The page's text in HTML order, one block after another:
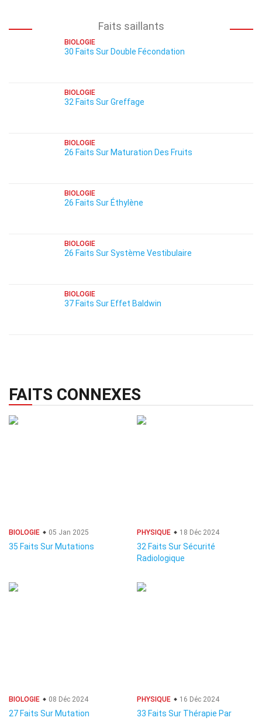
Faits saillants
BIOLOGIE
30 Faits Sur Double Fécondation
BIOLOGIE
32 Faits Sur Greffage
BIOLOGIE
26 Faits Sur Maturation Des Fruits
BIOLOGIE
26 Faits Sur Éthylène
BIOLOGIE
26 Faits Sur Système Vestibulaire
BIOLOGIE
37 Faits Sur Effet Baldwin
FAITS CONNEXES
BIOLOGIE 05 Jan 2025
35 Faits Sur Mutations
PHYSIQUE 18 Déc 2024
32 Faits Sur Sécurité
Radiologique
BIOLOGIE 08 Déc 2024
27 Faits Sur Mutation
PHYSIQUE 16 Déc 2024
33 Faits Sur Thérapie Par